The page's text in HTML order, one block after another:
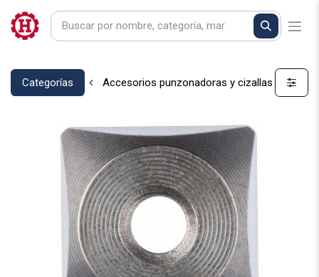
Categorías Accesorios punzonadoras y cizallas